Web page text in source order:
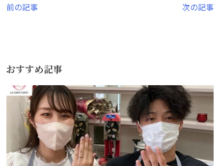
投
ビ
ー
ン
前の記事 次の記事
おすすめ記事